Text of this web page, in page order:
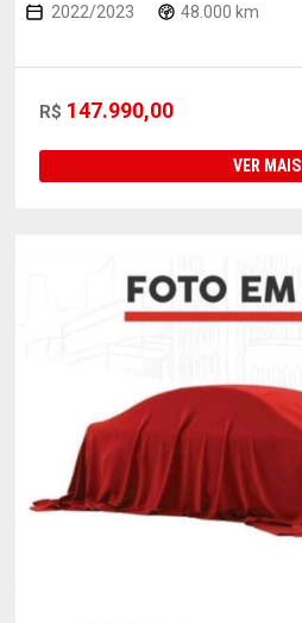
2022/2023 48.000 km
R$ 147.990,00
VER MAIS